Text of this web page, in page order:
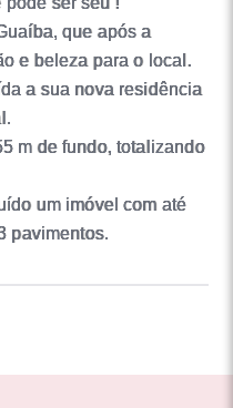
que após a
e beleza para o local.
a sua nova residência
m de fundo, totalizando
um imóvel com até
pavimentos.